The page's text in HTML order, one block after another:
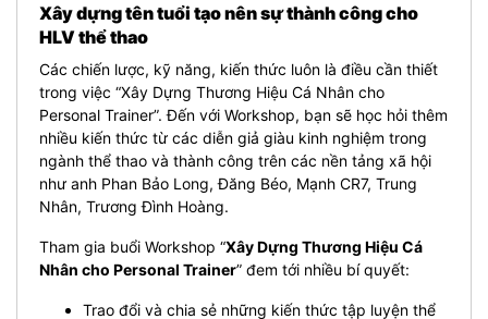
Xây dựng tên tuổi tạo nên sự thành công cho
HLV thể thao
Các chiến lược, kỹ năng, kiến thức luôn là điều cần thiết
trong việc “Xây Dựng Thương Hiệu Cá Nhân cho
Personal Trainer”. Đến với Workshop, bạn sẽ học hỏi thêm
nhiều kiến thức từ các diễn giả giàu kinh nghiệm trong
ngành thể thao và thành công trên các nền tảng xã hội
như anh Phan Bảo Long, Đăng Béo, Mạnh CR7, Trung
Nhân, Trương Đình Hoàng.
Tham gia buổi Workshop “Xây Dựng Thương Hiệu Cá
Nhân cho Personal Trainer” đem tới nhiều bí quyết:
Trao đổi và chia sẻ những kiến thức tập luyện thể